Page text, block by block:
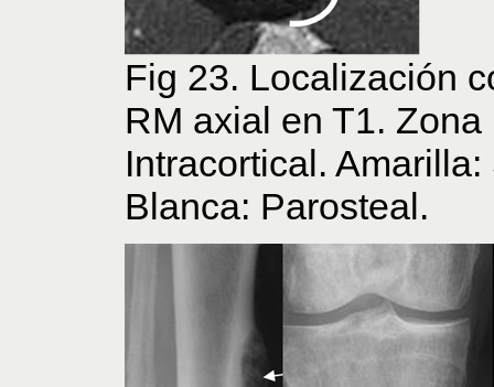
Fig 23. Localización
RM axial en T1.
Intracortical.
Blanca: Parosteal.